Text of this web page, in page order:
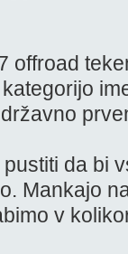
offroad
da bi
Mankajo
v